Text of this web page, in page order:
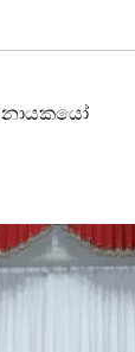
නායකයෝ